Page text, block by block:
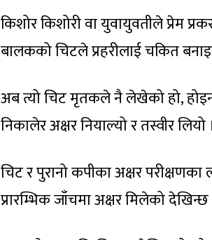
किशोर किशोरी वा युवायुवतीले प्रेम
बालकको चिटले प्रहरीलाई चकित
अब त्यो चिट मृतकले नै लेखेको हो, होइन
निकालेर अक्षर नियाल्यो र तस्वीर लियो ।
चिट र पुरानो कपीका अक्षर परीक्षणका
प्रारम्भिक जाँचमा अक्षर मिलेको